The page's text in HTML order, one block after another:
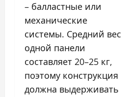
– балластные или
механические
системы. Средний вес
одной панели
составляет 20–25 кг,
поэтому конструкция
должна выдерживать